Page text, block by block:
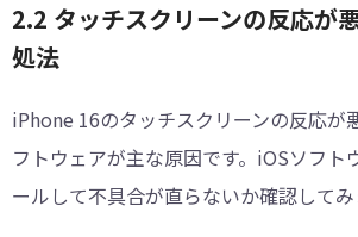
2.2 タッチスクリーンの反応が
処法
iPhone 16のタッチスクリーンの反応が
フトウェアが主な原因です。iOSソフト
ールして不具合が直らないか確認してみ